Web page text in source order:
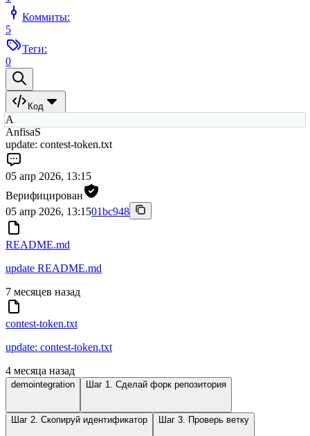
Коммиты:
5
Теги:
0
Код
A
AnfisaS
update: contest-token.txt
05 апр 2026, 13:15
Верифицирован
05 апр 2026, 13:1501bc948
README.md
update README.md
7 месяцев назад
contest-token.txt
update: contest-token.txt
4 месяца назад
demointegration Шаг 1. Сделай форк репозитория
Шаг 2. Скопируй идентификатор Шаг 3. Проверь ветку